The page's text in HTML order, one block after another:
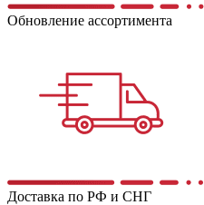
Обновление ассортимента
Доставка по РФ и СНГ